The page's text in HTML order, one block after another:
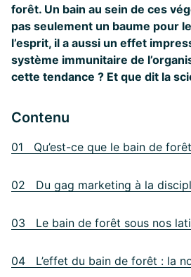
forêt. Un bain au sein de ces
pas seulement un baume pour
l’esprit, il a aussi un effet
système immunitaire de
cette tendance ? Et que dit la
Contenu
02 Du gag marketing à la
03 Le bain de forêt sous nos